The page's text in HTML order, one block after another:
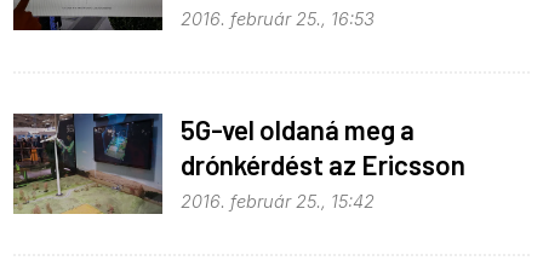
Ericsson
2016. február 25., 16:53
5G-vel oldaná meg a
drónkérdést az Ericsson
2016. február 25., 15:42